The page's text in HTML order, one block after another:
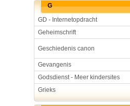
G
GD - Internetopdracht
Geheimschrift
Geschiedenis canon
Gevangenis
Godsdienst - Meer kindersites
Grieks